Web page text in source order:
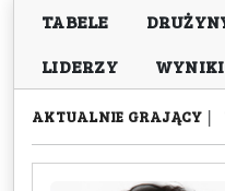
TABELE
LIDERZY
WYNIKI
AKTUALNIE GRAJĄCY |